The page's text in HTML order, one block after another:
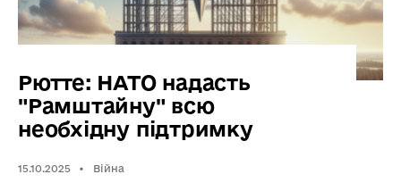
Рютте: НАТО надасть
"Рамштайну" всю
необхідну підтримку
15.10.2025 • Війна